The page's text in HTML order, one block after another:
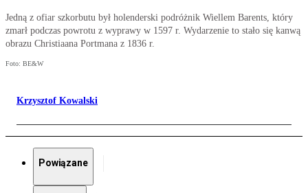
Jedną z ofiar szkorbutu był holenderski podróżnik Wiellem Barents, który
zmarł podczas powrotu z wyprawy w 1597 r. Wydarzenie to stało się kanwą
obrazu Christiaana Portmana z 1836 r.
Foto: BE&W
Krzysztof Kowalski
Powiązane